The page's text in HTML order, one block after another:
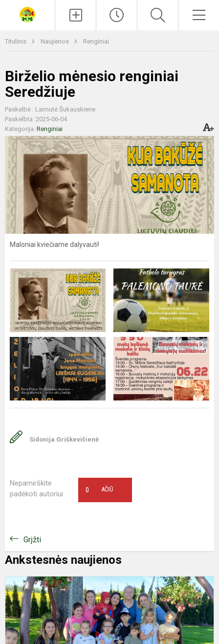
Titulinis Naujienos Renginiai
Birželio mėnesio renginiai
Seredžiuje
Paskelbė : Laimutė Šukauskiene
Paskelbta: 2025-06-04
Kategorija: Renginiai
Maloniai kviečiame dalyvauti!
Sidonija Griškevičienė
Nepamirškite
padėkoti autoriui
AČIŪ
0
Grįžti
Ankstesnės naujienos